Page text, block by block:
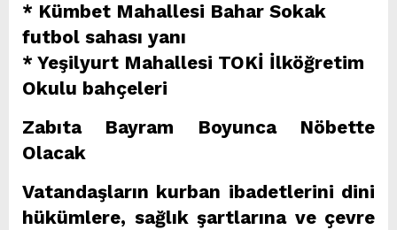
* Kümbet Mahallesi Bahar Sokak
futbol sahası yanı
* Yeşilyurt Mahallesi TOKİ İlköğretim
Okulu bahçeleri
Zabıta Bayram Boyunca Nöbette
Olacak
Vatandaşların kurban ibadetlerini dini
hükümlere, sağlık şartlarına ve çevre